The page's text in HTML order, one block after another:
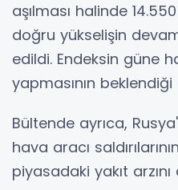
aşılması halinde
doğru yükselişin
edildi. Endeksin güne
yapmasının beklendiği
Bültende ayrıca,
hava aracı
piyasadaki yakıt